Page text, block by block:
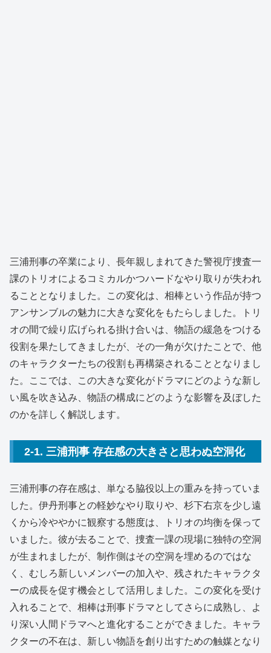
三浦刑事の卒業により、長年親しまれてきた警視庁捜査一
課のトリオによるコミカルかつハードなやり取りが失われ
ることとなりました。この変化は、相棒という作品が持つ
アンサンブルの魅力に大きな変化をもたらしました。トリ
オの間で繰り広げられる掛け合いは、物語の緩急をつける
役割を果たしてきましたが、その一角が欠けたことで、他
のキャラクターたちの役割も再構築されることとなりまし
た。ここでは、この大きな変化がドラマにどのような新し
い風を吹き込み、物語の構成にどのような影響を及ぼした
のかを詳しく解説します。
2-1. 三浦刑事 存在感の大きさと思わぬ空洞化
三浦刑事の存在感は、単なる脇役以上の重みを持っていま
した。伊丹刑事との軽妙なやり取りや、杉下右京を少し遠
くから冷ややかに観察する態度は、トリオの均衡を保って
いました。彼が去ることで、捜査一課の現場に独特の空洞
が生まれましたが、制作側はその空洞を埋めるのではな
く、むしろ新しいメンバーの加入や、残されたキャラクタ
ーの成長を促す機会として活用しました。この変化を受け
入れることで、相棒は刑事ドラマとしてさらに成熟し、よ
り深い人間ドラマへと進化することができました。キャラ
クターの不在は、新しい物語を創り出すための触媒となり